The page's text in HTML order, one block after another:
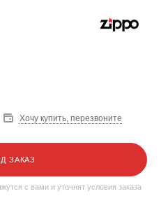
Хочу купить, перезвоните
ЗАКАЗ
с вами и уточнят условия заказа